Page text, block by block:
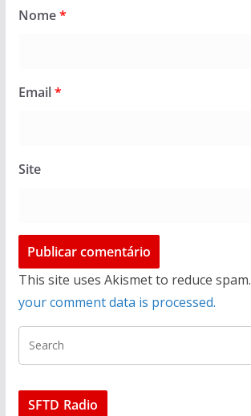
Nome*
Email*
Site
This site uses Akismet to reduce spam.
your comment data is processed.
SFTD Radio